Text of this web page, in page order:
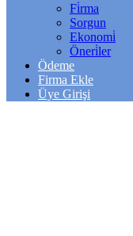
Fi̇rma
Sorgun
Ekonomi̇
Öneri̇ler
Ödeme
Firma Ekle
Üye Girişi